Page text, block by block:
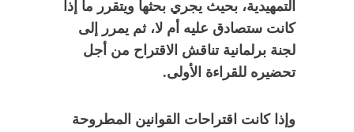
التمهيدية، بحيث يجري بحثها ويتقرر ما إذا
كانت ستصادق عليه أم لا، ثم يمرر إلى
لجنة برلمانية تناقش الاقتراح من أجل
تحضيره للقراءة الأولى.
وإذا كانت اقتراحات القوانين المطروحة